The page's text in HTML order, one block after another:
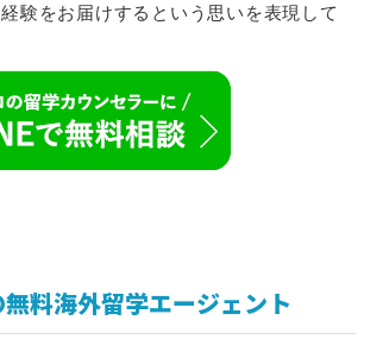
験をお届けするという思いを表現して
料海外留学エージェント